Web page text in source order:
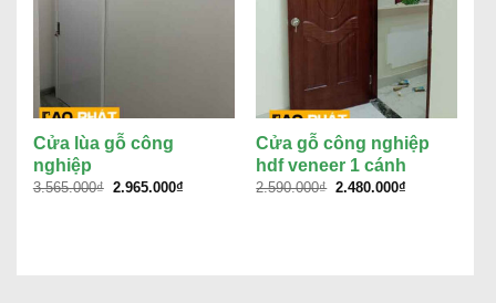
Cửa lùa gỗ công
nghiệp
3.565.000₫ Giá
2.965.000₫Giá
Cửa gỗ công nghiệp
hdf veneer 1 cánh
2.590.000₫ Giá
2.480.000₫